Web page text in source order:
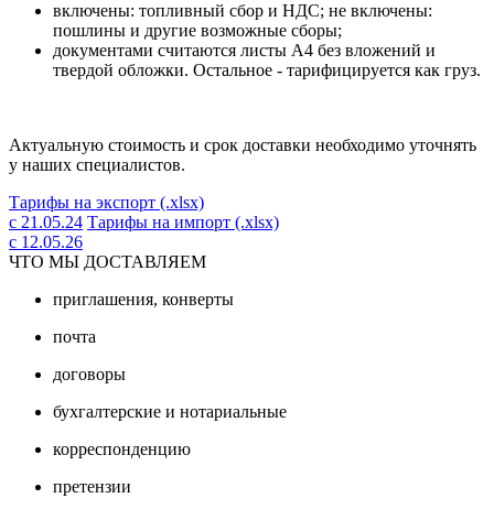
включены: топливный сбор и НДС; не включены:
пошлины и другие возможные сборы;
документами считаются листы А4 без вложений и
твердой обложки. Остальное - тарифицируется как груз.
Актуальную стоимость и срок доставки необходимо уточнять
у наших специалистов.
Тарифы на экспорт (.xlsx)
с 21.05.24 Тарифы на импорт (.xlsx)
с 12.05.26
ЧТО МЫ ДОСТАВЛЯЕМ
приглашения, конверты
почта
договоры
бухгалтерские и нотариальные
корреспонденцию
претензии